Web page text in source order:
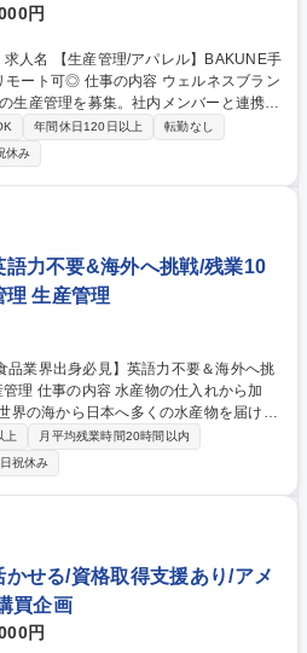
円
ウェルネスブラン
生産管理を募集。社内メンバーと連携
品ローンチまでの社内接続/生産戦略の
ントをお任せ。 【詳細】■リリ
レクション業務 ■新規生産背景の開拓 ■
設計/構築 ■生産計画の作成 【アパレル
パジャマ ■フーディー ■ジャケット ■
ャツ/半袖シャツ ■ワンピース ■インナ
年間休日120日以上
転勤なし
休み
語力不要&海外へ挑戦/残業10
理 生産管理
から加
界の海から日本へ多くの水産物を届ける
指導及び実施をお任せいたします。 ま
ら生産管理・商品製造立上げ立会・生
理の一連の生産管理をお任せいたしま
ざいますが英語力は不問です（通訳あ
通算で1年のうち5割～9割程度の海外勤
たい方、水産物の生産管理に興味がある
の生産管理
上
月平均残業時間20時間以内
祝休み
かせる/資格取得支援あり/アメ
買企画
円